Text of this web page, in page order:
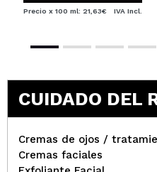
Precio x 100 ml: 21,63€ IVA Incl.
CUIDADO DEL
Cremas de ojos /
Cremas faciales